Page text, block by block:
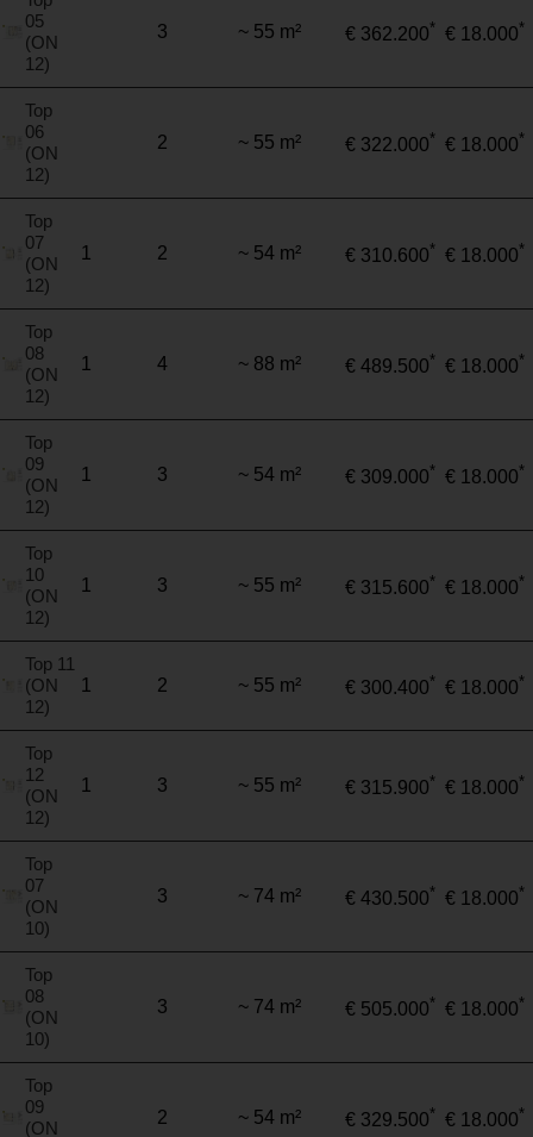
05
(ON
12)
3 ~ 55 m² € 362.200* € 18.000*
Top
06
(ON
12)
2 ~ 55 m² € 322.000* € 18.000*
Top
07
(ON
12)
1 2 ~ 54 m² € 310.600* € 18.000*
Top
08
(ON
12)
1 4 ~ 88 m² € 489.500* € 18.000*
Top
09
(ON
12)
1 3 ~ 54 m² € 309.000* € 18.000*
Top
10
(ON
12)
1 3 ~ 55 m² € 315.600* € 18.000*
Top 11
(ON
12)
1 2 ~ 55 m² € 300.400* € 18.000*
Top
12
(ON
12)
1 3 ~ 55 m² € 315.900* € 18.000*
Top
07
(ON
10)
3 ~ 74 m² € 430.500* € 18.000*
Top
08
(ON
10)
3 ~ 74 m² € 505.000* € 18.000*
Top
09
(ON
2 ~ 54 m² € 329.500* € 18.000*